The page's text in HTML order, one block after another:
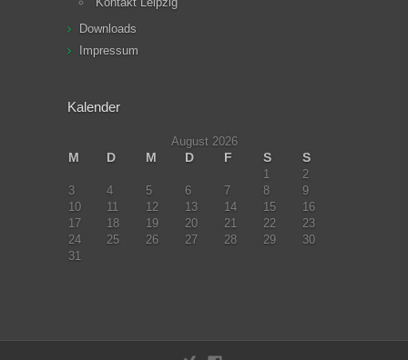
Downloads
Impressum
Kalender
August 2026
M
D M D F S
S
1
2
3
4 5 6 7 8
9
10
11 12 13 14 15
16
17
18 19 20 21 22
23
24
25 26 27 28 29
30
31